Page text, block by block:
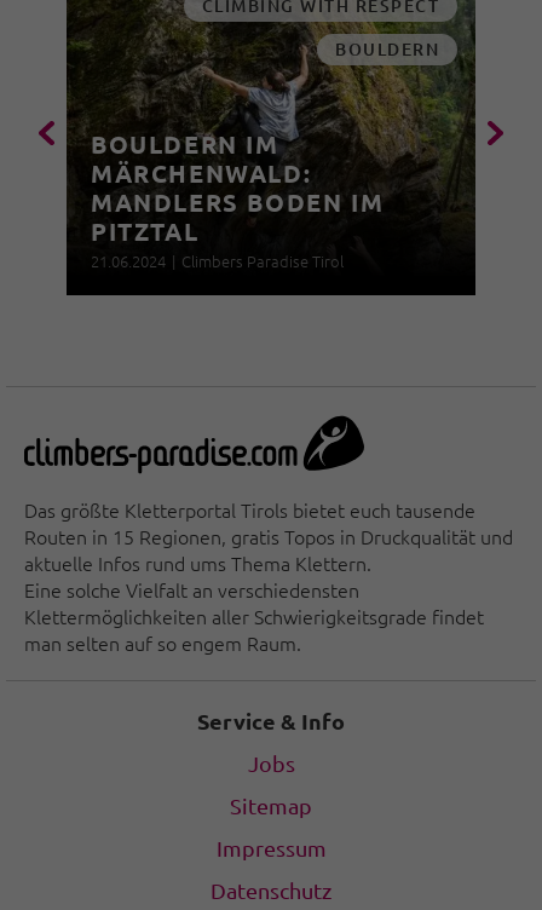
CLIMBING WITH RESPECT
BOULDERN
BOULDERN IM
MÄRCHENWALD:
MANDLERS BODEN IM
PITZTAL
21.06.2024 | Climbers Paradise Tirol
Das größte Kletterportal Tirols bietet euch tausende
Routen in 15 Regionen, gratis Topos in Druckqualität und
aktuelle Infos rund ums Thema Klettern.
Eine solche Vielfalt an verschiedensten
Klettermöglichkeiten aller Schwierigkeitsgrade findet
man selten auf so engem Raum.
Service & Info
Jobs
Sitemap
Impressum
Datenschutz